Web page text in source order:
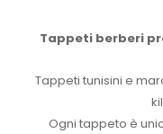
Tappeti berberi
Tappeti tunisini e
Ogni tappeto è